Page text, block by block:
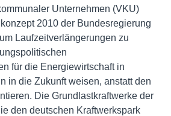
Unternehmen (VKU)
2010 der Bundesregierung
Laufzeitverlängerungen zu
für die Energiewirtschaft in
in die Zukunft weisen, anstatt den
Die Grundlastkraftwerke der
den deutschen Kraftwerkspark